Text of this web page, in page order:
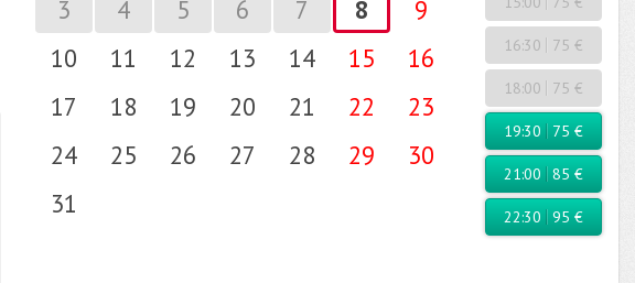
3
4 5 6 7 8
9
10
11 12 13 14 15
16
17
18 19 20 21 22
23
24
25 26 27 28 29
30
31
16:30 75 €
18:00 75 €
19:30 75 €
21:00 85 €
22:30 95 €